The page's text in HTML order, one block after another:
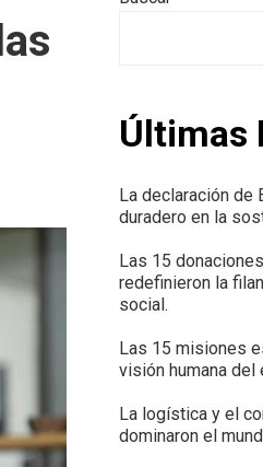
Últimas
La declaración de
duradero en la
Las 15
redefinieron la
social.
Las 15 misiones
visión humana del
La logística y el
dominaron el